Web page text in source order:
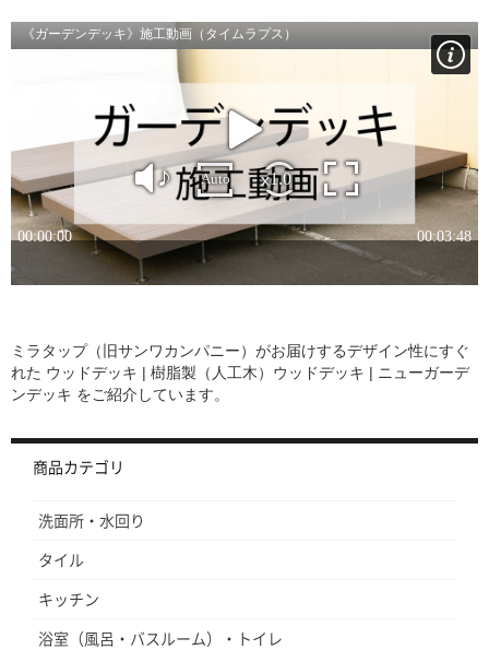
ミラタップ（旧サンワカンパニー）がお届けするデザイン性にすぐ
れた ウッドデッキ | 樹脂製（人工木）ウッドデッキ | ニューガーデ
ンデッキ をご紹介しています。
商品カテゴリ
洗面所・水回り
タイル
キッチン
浴室（風呂・バスルーム）・トイレ